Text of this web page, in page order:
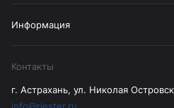
Информация
Контакты
г. Астрахань, ул. Николая